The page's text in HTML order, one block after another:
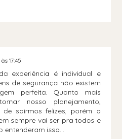
17:45
experiência é individual e
de segurança não existem
perfeita. Quanto mais
nosso planejamento,
de sairmos felizes, porém o
sempre vai ser pra todos e
entenderam isso...